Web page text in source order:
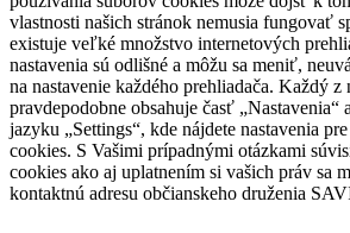
vlastnosti našich stránok nemusia fungovať
existuje veľké množstvo internetových
nastavenia sú odlišné a môžu sa meniť,
na nastavenie každého prehliadača. Každý z
pravdepodobne obsahuje časť „Nastavenia“
jazyku „Settings“, kde nájdete nastavenia
cookies. S Vašimi prípadnými otázkami
cookies ako aj uplatnením si vašich práv sa
kontaktnú adresu občianskeho druženia